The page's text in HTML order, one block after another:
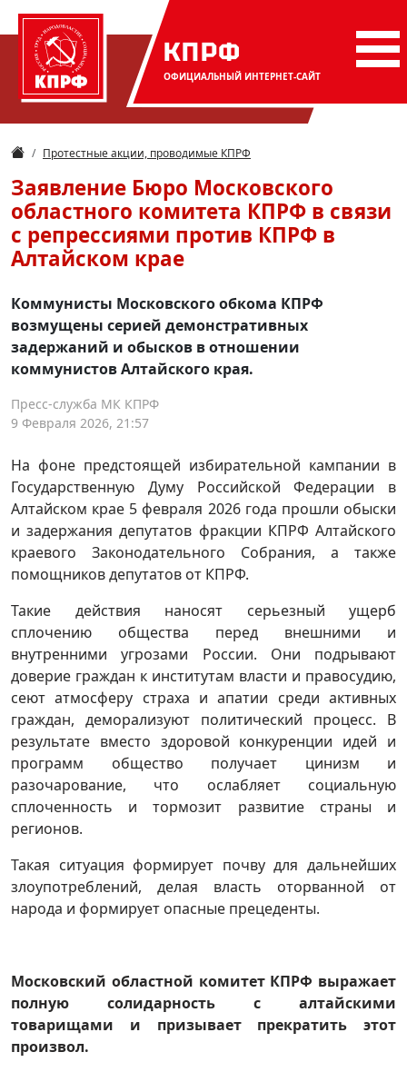
КПРФ
ОФИЦИАЛЬНЫЙ ИНТЕРНЕТ-САЙТ
Протестные акции, проводимые КПРФ
Заявление Бюро Московского
областного комитета КПРФ в связи
с репрессиями против КПРФ в
Алтайском крае
Коммунисты Московского обкома КПРФ
возмущены серией демонстративных
задержаний и обысков в отношении
коммунистов Алтайского края.
Пресс-служба МК КПРФ
9 Февраля 2026, 21:57
На фоне предстоящей избирательной кампании в
Государственную Думу Российской Федерации в
Алтайском крае 5 февраля 2026 года прошли обыски
и задержания депутатов фракции КПРФ Алтайского
краевого Законодательного Собрания, а также
помощников депутатов от КПРФ.
Такие действия наносят серьезный ущерб
сплочению общества перед внешними и
внутренними угрозами России. Они подрывают
доверие граждан к институтам власти и правосудию,
сеют атмосферу страха и апатии среди активных
граждан, деморализуют политический процесс. В
результате вместо здоровой конкуренции идей и
программ общество получает цинизм и
разочарование, что ослабляет социальную
сплоченность и тормозит развитие страны и
регионов.
Такая ситуация формирует почву для дальнейших
злоупотреблений, делая власть оторванной от
народа и формирует опасные прецеденты.
Московский областной комитет КПРФ выражает
полную солидарность с алтайскими
товарищами и призывает прекратить этот
произвол.